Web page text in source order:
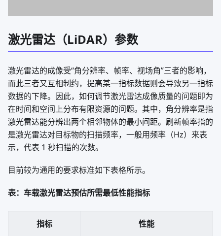
激光雷达（LiDAR）参数
激光雷达的成像受“角分辨率、帧率、视场角”三者的影响，
而此三者又互相制约，提高某一指标数据则会导致另一指标
数据的下降。因此，如何调节激光雷达成像质量的问题即为
在时间和空间上分布有限资源的问题。其中，角分辨率是指
激光雷达能分辨出两个相邻物体的最小间距。刷新帧率指的
是激光雷达对目标物的扫描频率，一般用频率（Hz）来表
示，代表 1 秒扫描的次数。
目前较为通用的要求标准如下表格所示。
表：车载激光雷达预估所需最低性能指标
指标 性能